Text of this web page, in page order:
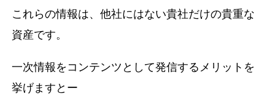
これらの情報は、他社にはない貴社だけの貴重な
資産です。
一次情報をコンテンツとして発信するメリットを
挙げますとー